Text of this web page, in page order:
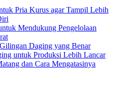
Pria Kurus agar Tampil Lebih
Mendukung Pengelolaan
Daging yang Benar
untuk Produksi Lebih Lancar
dan Cara Mengatasinya